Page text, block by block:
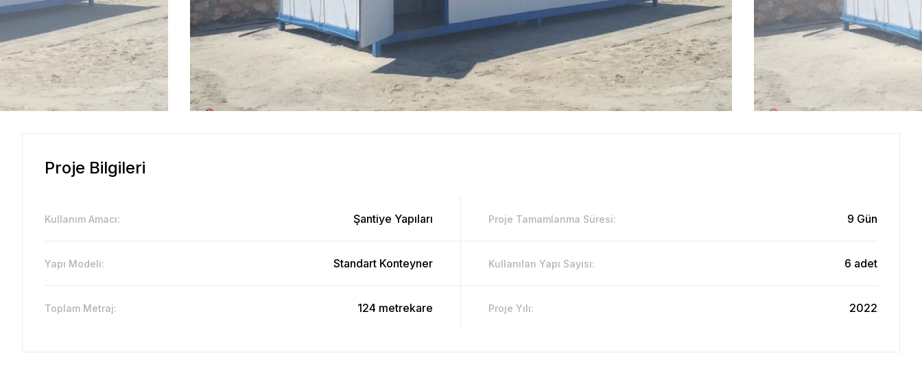
Proje Bilgileri
Kullanım Amacı: Şantiye Yapıları Proje Tamamlanma Süresi: 9 Gün
Yapı Modeli: Standart Konteyner Kullanılan Yapı Sayısı: 6 adet
Toplam Metraj: 124 metrekare Proje Yılı: 2022